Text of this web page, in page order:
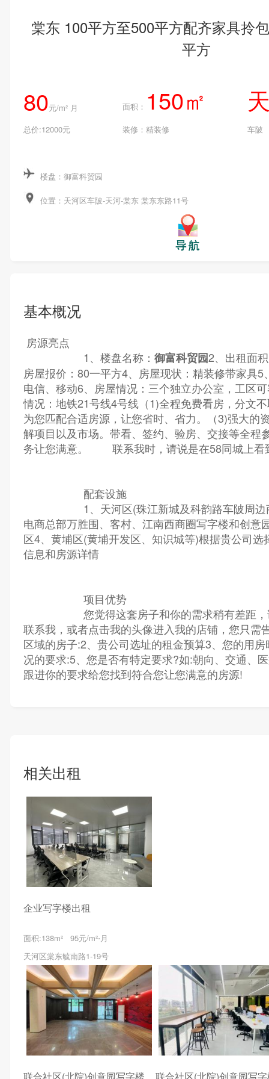
棠东 100平方至500平方配齐家具拎
平方
80元/m² 月 面积： 150㎡
总价:12000元 装修：精装修 车陂
楼盘：御富科贸园
位置：天河区车陂-天河-棠东 棠东东路11号
基本概况
房源亮点
1、楼盘名称： 御富科贸园2、出租面
房屋报价：80一平方4、房屋现状：精装修带家具5
电信、移动6、房屋情况：三个独立办公室，工区
情况：地铁21号线4号线（1)全程免费看房，分文
为您匹配合适房源，让您省时、省力。（3)强大的
解项目以及市场。带看、签约、验房、交接等全程
务让您满意。 联系我时，请说是在58同城上看
配套设施
1、天河区(珠江新城及科韵路车陂周边商
电商总部万胜围、客村、江南西商圈写字楼和创意
区4、黄埔区(黄埔开发区、知识城等)根据贵公司选
信息和房源详情
项目优势
您觉得这套房子和你的需求稍有差距，请
联系我，或者点击我的头像进入我的店铺，您只需
区域的房子:2、贵公司选址的租金预算3、您的用
况的要求:5、您是否有特定要求?如:朝向、交通、
跟进你的要求给您找到符合您让您满意的房源!
相关出租
企业写字楼出租
面积:138m² 95元/m²⋅月
天河区棠东毓南路1-19号